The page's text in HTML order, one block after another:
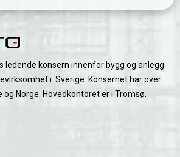
ledende konsern innenfor bygg og anlegg.
i Sverige. Konsernet har over
Norge. Hovedkontoret er i Tromsø.